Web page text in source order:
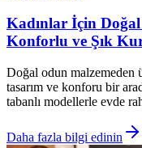
Kadınlar İçin Doğal
Konforlu ve Şık
Doğal odun malzemeden
tasarım ve konforu bir
tabanlı modellerle evde
Daha fazla bilgi edinin